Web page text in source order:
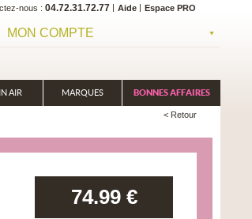
nous 04.72.31.72.77 Aide Espace PRO
MON COMPTE
AIR MARQUES BONNES AFFAIRES
< Retour
74.99 €